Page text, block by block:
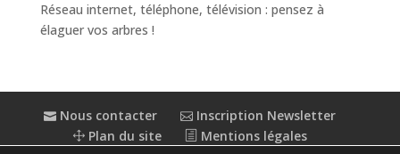
Réseau internet, téléphone, télévision : pensez à
élaguer vos arbres !
Nous contacter
Inscription Newsletter
Plan du site
Mentions légales